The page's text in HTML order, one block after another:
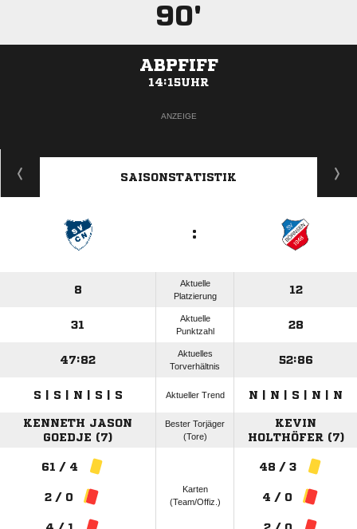
90'
ABPFIFF
14:15UHR
ANZEIGE
SAISONSTATISTIK
:
8
Aktuelle
Platzierung
12
31
Aktuelle
Punktzahl
28
47:82
Aktuelles
Torverhältnis
52:86
S | S | N | S | S Aktueller Trend N | N | S | N | N
KENNETH JASON
GOEDJE (7)
Bester Torjäger
(Tore)
KEVIN
HOLTHÖFER (7)
61 / 4
2 / 0
Karten
(Team/Offiz.)
48 / 3
4 / 0